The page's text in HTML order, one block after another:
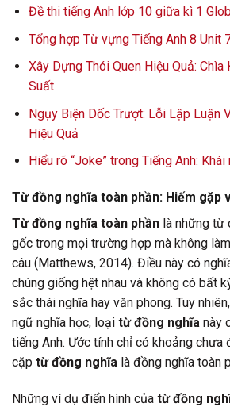
Đề thi tiếng Anh lớp 10 giữa kì 1
Tổng hợp Từ vựng Tiếng Anh 8 Unit
Xây Dựng Thói Quen Hiệu Quả: Chìa
Suất
Ngụy Biện Dốc Trượt: Lỗi Lập Luận
Hiệu Quả
Hiểu rõ “Joke” trong Tiếng Anh:
Từ đồng nghĩa toàn phần: Hiếm gặp
Từ đồng nghĩa toàn phần là những từ
gốc trong mọi trường hợp mà không
câu (Matthews, 2014). Điều này có
chúng giống hệt nhau và không có bất
sắc thái nghĩa hay văn phong. Tuy
ngữ nghĩa học, loại từ đồng nghĩa này
tiếng Anh. Ước tính chỉ có khoảng chưa
cặp từ đồng nghĩa là đồng nghĩa toàn
Những ví dụ điển hình của từ đồng